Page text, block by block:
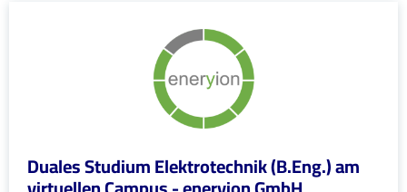
Duales Studium Elektrotechnik (B.Eng.) am